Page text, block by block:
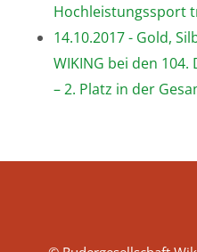
Hochleistungssport
14.10.2017 - Gold,
WIKING bei den
– 2. Platz in der